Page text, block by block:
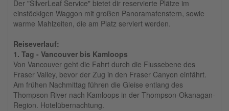
Der "SilverLeaf Service" bietet dir reservierte Plätze im
einstöckigen Waggon mit großen Panoramafenstern, sowie
warme Mahlzeiten, die am Platz serviert werden.
Reiseverlauf:
1. Tag - Vancouver bis Kamloops
Von Vancouver geht die Fahrt durch die Flussebene des
Fraser Valley, bevor der Zug in den Fraser Canyon einfährt.
Am frühen Nachmittag führen die Gleise entlang des
Thompson River nach Kamloops in der Thompson-Okanagan-
Region. Hotelübernachtung.